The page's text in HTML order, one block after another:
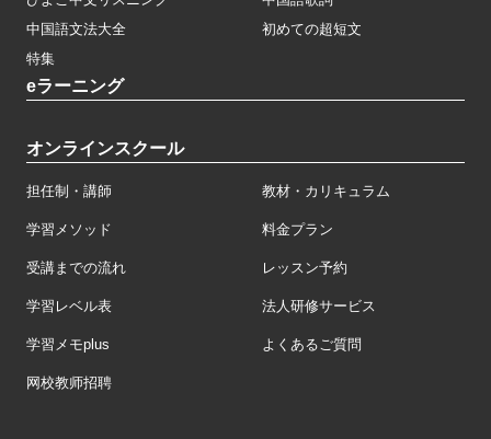
中国語文法大全
初めての超短文
特集
eラーニング
オンラインスクール
担任制・講師 教材・カリキュラム
学習メソッド 料金プラン
受講までの流れ レッスン予約
学習レベル表 法人研修サービス
学習メモplus よくあるご質問
网校教师招聘